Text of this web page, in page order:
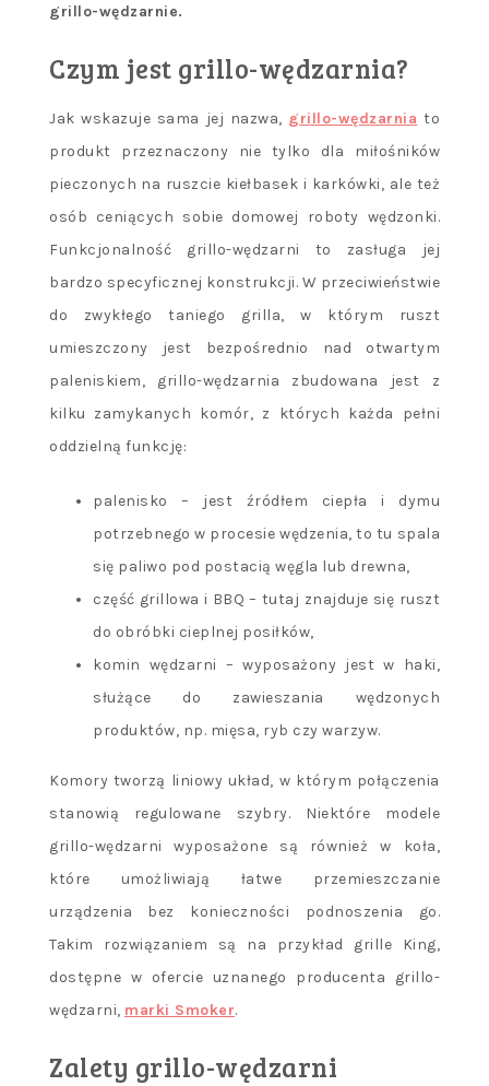
grillo-wędzarnie.
Czym jest grillo-wędzarnia?
Jak wskazuje sama jej nazwa, grillo-wędzarnia to
produkt przeznaczony nie tylko dla miłośników
pieczonych na ruszcie kiełbasek i karkówki, ale też
osób ceniących sobie domowej roboty wędzonki.
Funkcjonalność grillo-wędzarni to zasługa jej
bardzo specyficznej konstrukcji. W przeciwieństwie
do zwykłego taniego grilla, w którym ruszt
umieszczony jest bezpośrednio nad otwartym
paleniskiem, grillo-wędzarnia zbudowana jest z
kilku zamykanych komór, z których każda pełni
oddzielną funkcję:
palenisko – jest źródłem ciepła i dymu
potrzebnego w procesie wędzenia, to tu spala
się paliwo pod postacią węgla lub drewna,
część grillowa i BBQ – tutaj znajduje się ruszt
do obróbki cieplnej posiłków,
komin wędzarni – wyposażony jest w haki,
służące do zawieszania wędzonych
produktów, np. mięsa, ryb czy warzyw.
Komory tworzą liniowy układ, w którym połączenia
stanowią regulowane szybry. Niektóre modele
grillo-wędzarni wyposażone są również w koła,
które umożliwiają łatwe przemieszczanie
urządzenia bez konieczności podnoszenia go.
Takim rozwiązaniem są na przykład grille King,
dostępne w ofercie uznanego producenta grillo-
wędzarni, marki Smoker.
Zalety grillo-wędzarni